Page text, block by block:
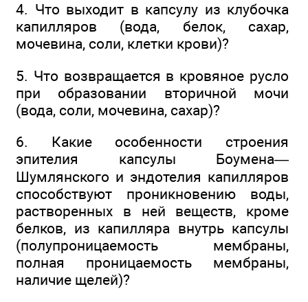
4. Что выходит в капсулу из клубочка
капилляров (вода, белок, сахар,
мочевина, соли, клетки крови)?
5. Что возвращается в кровяное русло
при образовании вторичной мочи
(вода, соли, мочевина, сахар)?
6. Какие особенности строения
эпителия капсулы Боумена—
Шумлянского и эндотелия капилляров
способствуют проникновению воды,
растворенных в ней веществ, кроме
белков, из капилляра внутрь капсулы
(полупроницаемость мембраны,
полная проницаемость мембраны,
наличие щелей)?